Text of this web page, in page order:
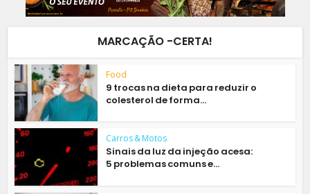
MARCAÇÃO -CERTA!
Food
9 trocas na dieta para reduzir o
colesterol de forma...
Carros & Motos
Sinais da luz da injeção acesa:
5 problemas comuns e...